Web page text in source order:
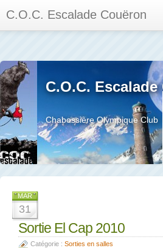
C.O.C. Escalade Couëron
Calendrier des événements et des
Les membres
Les séances
Privée
La salle et le mur
C.O.C.
Chabossière Olympique Club
MAR
31
Sortie El Cap 2010
Catégorie : Sorties en salles